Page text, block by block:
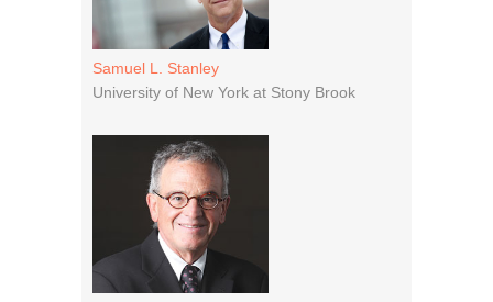
Samuel L. Stanley
University of New York at Stony Brook